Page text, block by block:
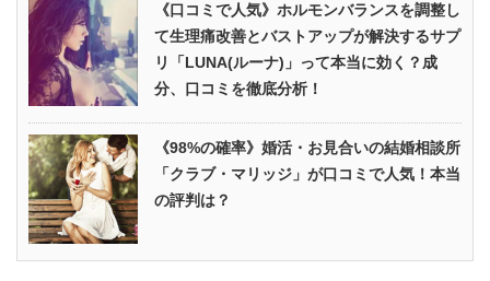
《口コミで人気》ホルモンバランスを調整し
て生理痛改善とバストアップが解決するサプ
リ「LUNA(ルーナ)」って本当に効く？成
分、口コミを徹底分析！
《98%の確率》婚活・お見合いの結婚相談所
「クラブ・マリッジ」が口コミで人気！本当
の評判は？